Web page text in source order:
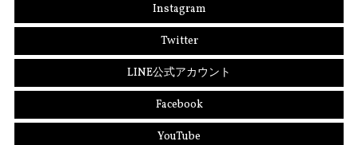
Instagram
Twitter
LINE公式アカウント
Facebook
YouTube